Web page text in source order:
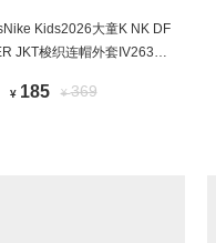
Kids2026大童K NK DF
JKT梭织连帽外套IV2637-
¥ 185 ¥369